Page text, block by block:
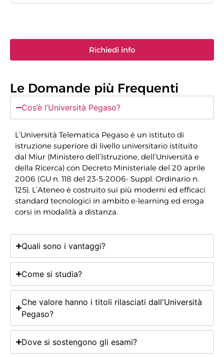
Richiedi info
Le Domande più Frequenti
Cos’è l’Università Pegaso?
L’Università Telematica Pegaso è un istituto di
istruzione superiore di livello universitario istituito
dal Miur (Ministero dell’Istruzione, dell’Università e
della Ricerca) con Decreto Ministeriale del 20 aprile
2006 (GU n. 118 del 23-5-2006- Suppl. Ordinario n.
125). L’Ateneo è costruito sui più moderni ed efficaci
standard tecnologici in ambito e-learning ed eroga
corsi in modalità a distanza.
Quali sono i vantaggi?
Come si studia?
Che valore hanno i titoli rilasciati dall'Università
Pegaso?
Dove si sostengono gli esami?